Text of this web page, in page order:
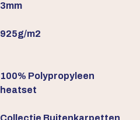
3mm
925g/m2
100% Polypropyleen
heatset